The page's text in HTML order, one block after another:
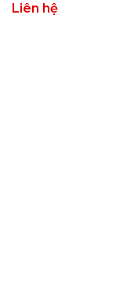
Thông tin
Liên hệ